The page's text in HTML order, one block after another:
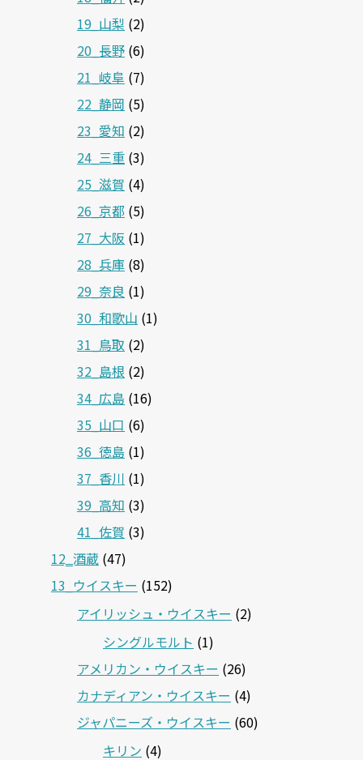
19_山梨 (2)
20_長野 (6)
21_岐阜 (7)
22_静岡 (5)
23_愛知 (2)
24_三重 (3)
25_滋賀 (4)
26_京都 (5)
27_大阪 (1)
28_兵庫 (8)
29_奈良 (1)
30_和歌山 (1)
31_鳥取 (2)
32_島根 (2)
34_広島 (16)
35_山口 (6)
36_徳島 (1)
37_香川 (1)
39_高知 (3)
41_佐賀 (3)
12‗酒蔵 (47)
13_ウイスキー (152)
アイリッシュ・ウイスキー (2)
シングルモルト (1)
アメリカン・ウイスキー (26)
カナディアン・ウイスキー (4)
ジャパニーズ・ウイスキー (60)
キリン (4)